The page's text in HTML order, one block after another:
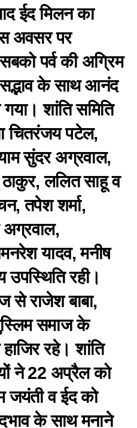
ईद मिलन का
अवसर पर
पर्व की अग्रिम
के साथ आनंद
शांति समिति
चितरंजय पटेल,
सुंदर अग्रवाल,
ललित साहू व
तपेश शर्मा,
यादव, मनीष
उपस्थिति रही।
से राजेश बाबा,
समाज के
रहे। शांति
ने 22 अप्रैल को
जयंती व ईद को
के साथ मनाने